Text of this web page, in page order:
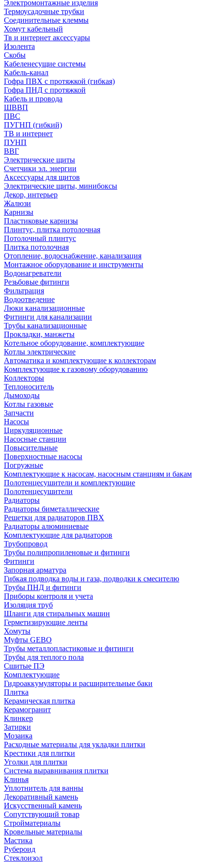
Электромонтажные изделия
Термоусадочные трубки
Соединительные клеммы
Хомут кабельный
Тв и интернет аксессуары
Изолента
Скобы
Кабеленесущие системы
Кабель-канал
Гофра ПВХ с протяжкой (гибкая)
Гофра ПНД с протяжкой
Кабель и провода
ШВВП
ПВС
ПУГНП (гибкий)
ТВ и интернет
ПУНП
ВВГ
Электрические щиты
Счетчики эл. энергии
Аксессуары для щитов
Электрические щиты, минибоксы
Декор, интерьер
Жалюзи
Карнизы
Пластиковые карнизы
Плинтус, плитка потолочная
Потолочный плинтус
Плитка потолочная
Отопление, водоснабжение, канализация
Монтажное оборудование и инструменты
Водонагреватели
Резьбовые фитинги
Фильтрация
Водоотведение
Люки канализационные
Фитинги для канализации
Трубы канализационные
Прокладки, манжеты
Котельное оборудование, комплектующие
Котлы электрические
Автоматика и комплектующие к коллекторам
Комплектующие к газовому оборудованию
Коллекторы
Теплоноситель
Дымоходы
Котлы газовые
Запчасти
Насосы
Циркуляционные
Насосные станции
Повысительные
Поверхностные насосы
Погружные
Комплектующие к насосам, насосным станциям и бакам
Полотенцесушители и комплектующие
Полотенцесушители
Радиаторы
Радиаторы биметаллические
Решетки для радиаторов ПВХ
Радиаторы алюминиевые
Комплектующие для радиаторов
Трубопровод
Трубы полипропиленовые и фитинги
Фитинги
Запорная арматура
Гибкая подводка воды и газа, подводки к смесителю
Трубы ПНД и фитинги
Приборы контроля и учета
Изоляция труб
Шланги для стиральных машин
Герметизирующие ленты
Хомуты
Муфты GEBO
Трубы металлопластиковые и фитинги
Трубы для теплого пола
Сшитые ПЭ
Комплектующие
Гидроаккумуляторы и расширительные баки
Плитка
Керамическая плитка
Керамогранит
Клинкер
Затирки
Мозаика
Расходные материалы для укладки плитки
Крестики для плитки
Уголки для плитки
Система выравнивания плитки
Клинья
Уплотнитель для ванны
Декоративный камень
Искусственный камень
Сопутствующий товар
Стройматериалы
Кровельные материалы
Мастика
Рубероид
Стеклоизол